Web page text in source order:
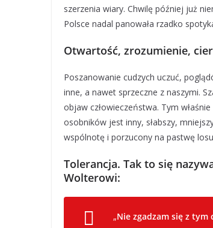
szerzenia wiary. Chwilę później już
Polsce nadal panowała rzadko
Otwartość, zrozumienie,
Poszanowanie cudzych uczuć,
inne, a nawet sprzeczne z naszymi.
objaw człowieczeństwa. Tym
osobników jest inny, słabszy,
wspólnotę i porzucony na pastwę
Tolerancja. Tak to się
Wolterowi:
„Nie zgadzam się z tym